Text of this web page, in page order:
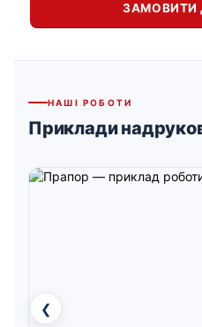
ЗАМОВИТИ
НАШІ РОБОТИ
Приклади
❮